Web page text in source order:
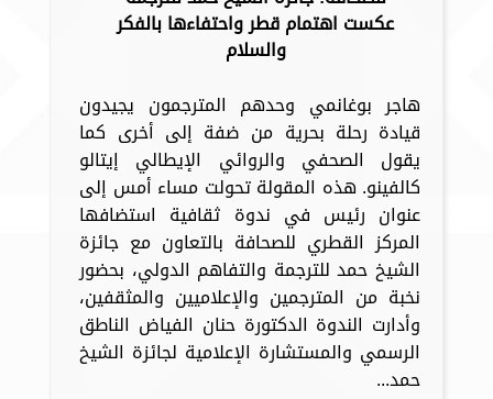
عكست اهتمام قطر واحتفاءها بالفكر
والسلام
هاجر بوغانمي وحدهم المترجمون يجيدون
قيادة رحلة بحرية من ضفة إلى أخرى كما
يقول الصحفي والروائي الإيطالي إيتالو
كالفينو. هذه المقولة تحولت مساء أمس إلى
عنوان رئيس في ندوة ثقافية استضافها
المركز القطري للصحافة بالتعاون مع جائزة
الشيخ حمد للترجمة والتفاهم الدولي، بحضور
نخبة من المترجمين والإعلاميين والمثقفين،
وأدارت الندوة الدكتورة حنان الفياض الناطق
الرسمي والمستشارة الإعلامية لجائزة الشيخ
حمد...